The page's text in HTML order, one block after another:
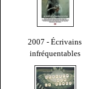
2007 - Écrivains
infréquentables